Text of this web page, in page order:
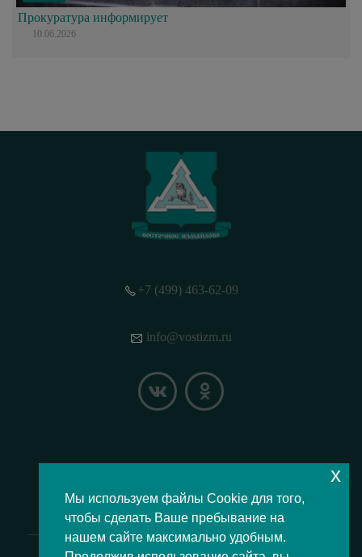
Прокуратура информирует
10.06.2026
+7 (499) 463-62-09
info@vostizm.ru
Мы используем файлы Cookie для того,
чтобы сделать Ваше пребывание на
нашем сайте максимально удобным.
x